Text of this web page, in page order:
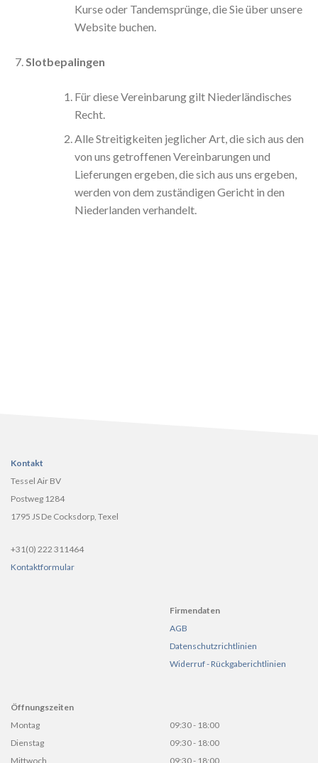
Kurse oder Tandemsprünge, die Sie über unsere
Website buchen.
Slotbepalingen
Für diese Vereinbarung gilt Niederländisches
Recht.
Alle Streitigkeiten jeglicher Art, die sich aus den
von uns getroffenen Vereinbarungen und
Lieferungen ergeben, die sich aus uns ergeben,
werden von dem zuständigen Gericht in den
Niederlanden verhandelt.
Kontakt
Tessel Air BV
Postweg 1284
1795 JS De Cocksdorp, Texel
+31(0) 222 311464
Kontaktformular
Firmendaten
AGB
Datenschutzrichtlinien
Widerruf - Rückgaberichtlinien
Öffnungszeiten
Montag
Dienstag
Mittwoch
09:30 - 18:00
09:30 - 18:00
09:30 - 18:00